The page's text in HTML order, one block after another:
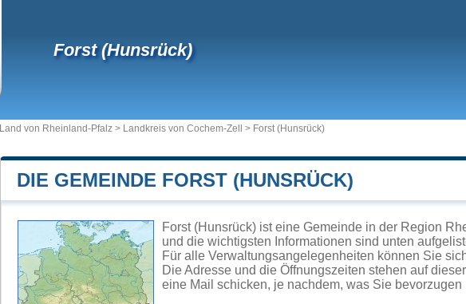
Forst (Hunsrück)
Land von Rheinland-Pfalz > Landkreis von Cochem-Zell > Forst (Hunsrück)
DIE GEMEINDE FORST (HUNSRÜCK)
Forst (Hunsrück) ist eine Gemeinde in der Region
und die wichtigsten Informationen sind unten
Für alle Verwaltungsangelegenheiten können Sie
Die Adresse und die Öffnungszeiten stehen auf
eine Mail schicken, je nachdem, was Sie